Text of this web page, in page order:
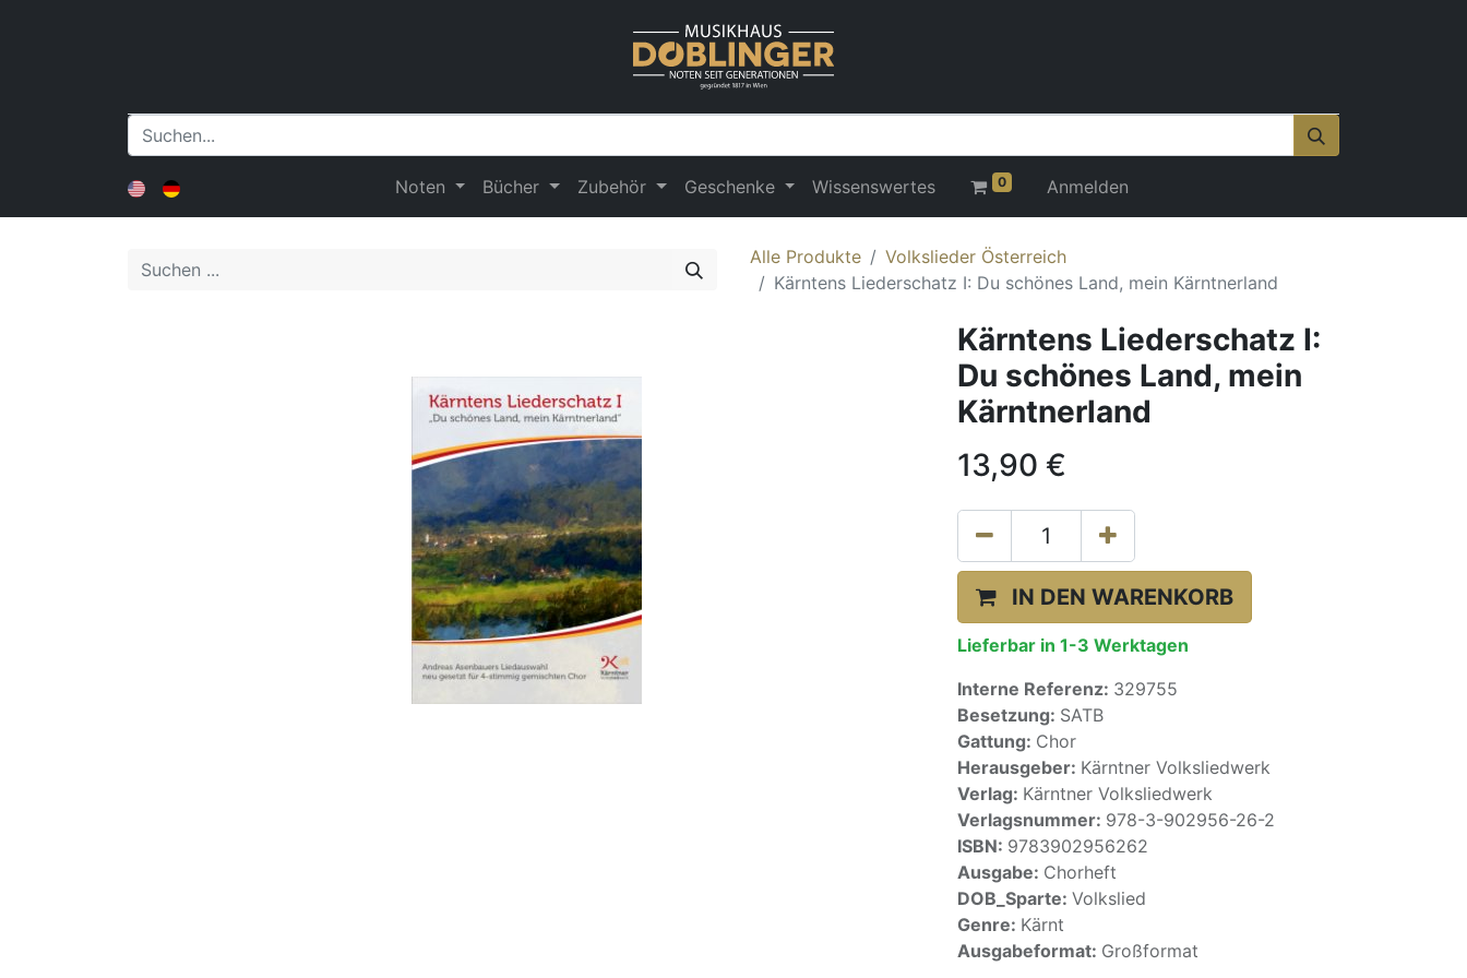
Noten Bücher Zubehör Geschenke Wissenswertes 0 Anmelden
Alle Produkte
Volkslieder Österreich
Kärntens Liederschatz I: Du schönes Land, mein Kärntnerland
Kärntens Liederschatz I:
Du schönes Land, mein
Kärntnerland
13,90 €
IN DEN WARENKORB
Lieferbar in 1-3 Werktagen
Interne Referenz: 329755
Besetzung: SATB
Gattung: Chor
Herausgeber: Kärntner Volksliedwerk
Verlag: Kärntner Volksliedwerk
Verlagsnummer: 978-3-902956-26-2
ISBN: 9783902956262
Ausgabe: Chorheft
DOB_Sparte: Volkslied
Genre: Kärnt
Ausgabeformat: Großformat